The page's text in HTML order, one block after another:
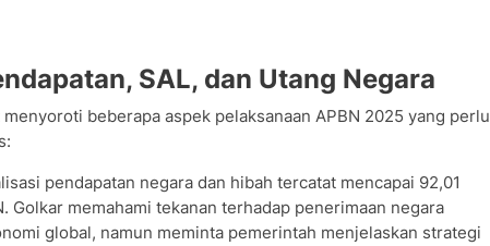
SAL, dan Utang Negara
beberapa aspek pelaksanaan APBN 2025 yang perlu
pendapatan negara dan hibah tercatat mencapai 92,01
Golkar memahami tekanan terhadap penerimaan negara
global, namun meminta pemerintah menjelaskan strategi